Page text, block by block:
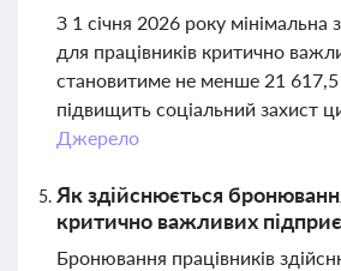
З 1 січня 2026 року мінімальна
для працівників критично
становитиме не менше 21
підвищить соціальний захист
Джерело
Як здійснюється
критично важливих
Бронювання працівників